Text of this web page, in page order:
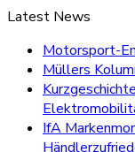
Latest News
Motorsport-
Müllers
IfA